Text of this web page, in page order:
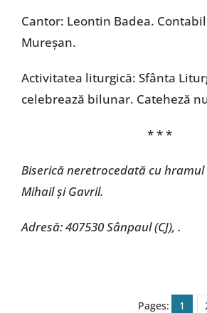
Cantor: Leontin Badea.
Mureșan.
Activitatea liturgică: Sfânta
celebrează bilunar. Cateheză
* * *
Biserică neretrocedată cu hramul
Mihail și Gavril.
Adresă: 407530 Sânpaul (CJ), .
Pages: 1